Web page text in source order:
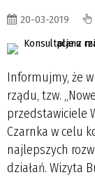
20-03-2019
Informujmy, że
rządu, tzw.
przedstawiciele
Czarnka w celu
najlepszych
działań. Wizyta